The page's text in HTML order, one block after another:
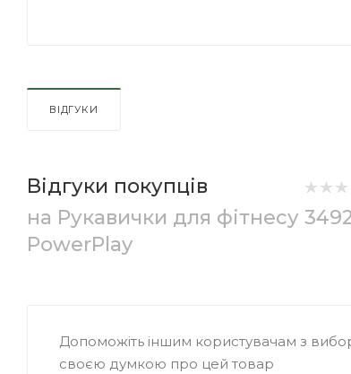
ВІДГУКИ
Відгуки покупців
на Рукавички для фітнесу
PowerPlay
Допоможіть іншим користувачам з
своєю думкою про цей товар